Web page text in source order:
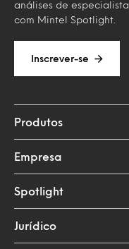
análises de
com Mintel Spotlight.
Inscrever-se
Produtos
Empresa
Spotlight
Jurídico